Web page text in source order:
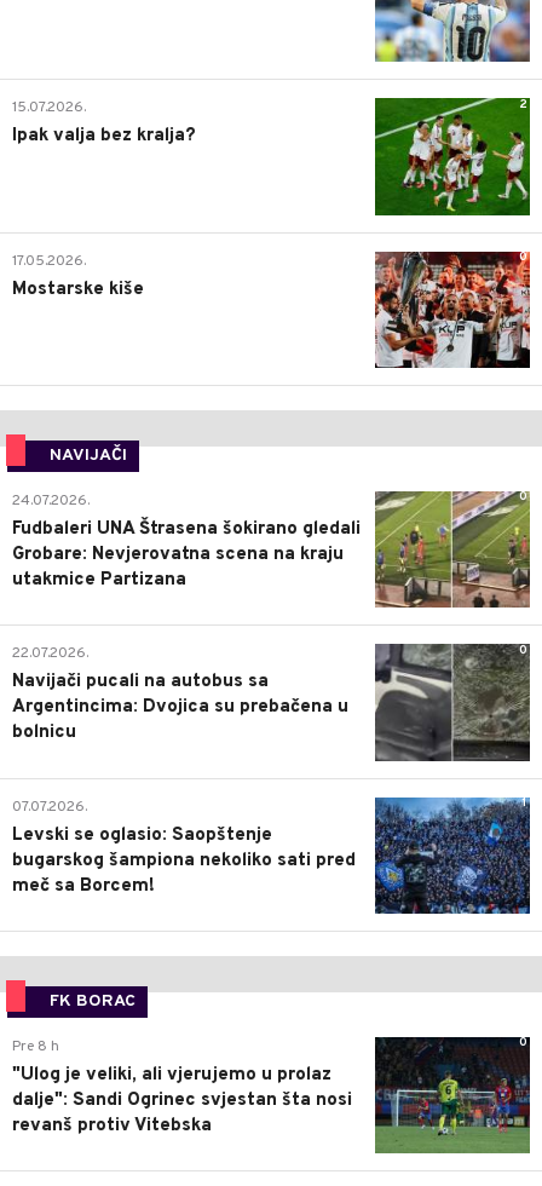
2
15.07.2026.
Ipak valja bez kralja?
0
17.05.2026.
Mostarske kiše
NAVIJAČI
0
24.07.2026.
Fudbaleri UNA Štrasena šokirano gledali
Grobare: Nevjerovatna scena na kraju
utakmice Partizana
0
22.07.2026.
Navijači pucali na autobus sa
Argentincima: Dvojica su prebačena u
bolnicu
1
07.07.2026.
Levski se oglasio: Saopštenje
bugarskog šampiona nekoliko sati pred
meč sa Borcem!
FK BORAC
0
Pre 8 h
"Ulog je veliki, ali vjerujemo u prolaz
dalje": Sandi Ogrinec svjestan šta nosi
revanš protiv Vitebska